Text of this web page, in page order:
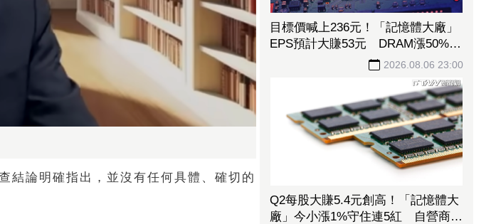
結論明確指出，並沒有任何具體、確切的
目標價喊上236元！「記憶體大廠」
EPS預計大賺53元 DRAM漲50%、
Flash漲30%獲利大增 2026.08.06 23:00
Q2每股大賺5.4元創高！「記憶體大
廠」今小漲1%守住連5紅 自營商卻